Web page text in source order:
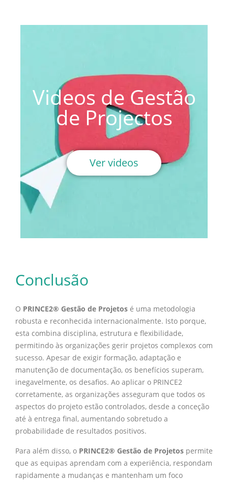
Videos de Gestão
de Projectos
Ver videos
Conclusão
O PRINCE2® Gestão de Projetos é uma metodologia
robusta e reconhecida internacionalmente. Isto porque,
esta combina disciplina, estrutura e flexibilidade,
permitindo às organizações gerir projetos complexos com
sucesso. Apesar de exigir formação, adaptação e
manutenção de documentação, os benefícios superam,
inegavelmente, os desafios. Ao aplicar o PRINCE2
corretamente, as organizações asseguram que todos os
aspectos do projeto estão controlados, desde a conceção
até à entrega final, aumentando sobretudo a
probabilidade de resultados positivos.
Para além disso, o PRINCE2® Gestão de Projetos permite
que as equipas aprendam com a experiência, respondam
rapidamente a mudanças e mantenham um foco